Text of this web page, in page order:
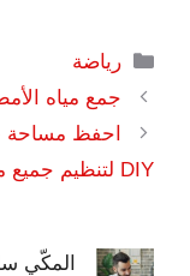
التصنيفات
رياضة
جمع مياه
DIY لتنظيم جميع محافظاتك
المكّي